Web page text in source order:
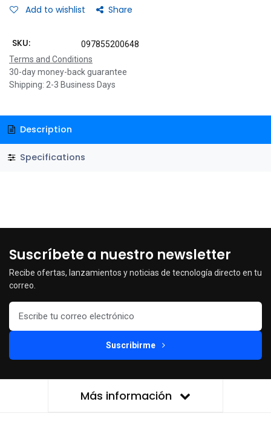
Add to wishlist Share
SKU:
097855200648
Terms and Conditions
30-day money-back guarantee
Shipping: 2-3 Business Days
Description
Specifications
Suscríbete a nuestro newsletter
Recibe ofertas, lanzamientos y noticias de tecnología directo en tu
correo.
Suscribirme
Más información